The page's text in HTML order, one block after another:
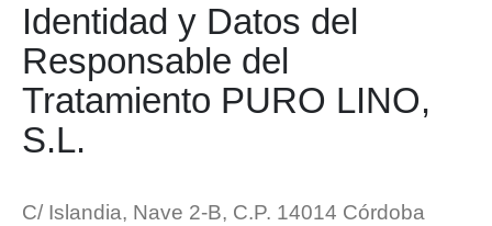
Identidad y Datos del
Responsable del
Tratamiento PURO LINO,
S.L.
C/ Islandia, Nave 2-B, C.P. 14014 Córdoba